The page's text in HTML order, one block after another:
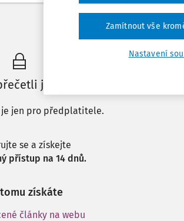
Máte předplatné?
jen začátek…
je jen pro předplatitele.
se a získejte
přístup na 14 dnů.
získáte
články na webu
Nastavení
Zamítnout vše